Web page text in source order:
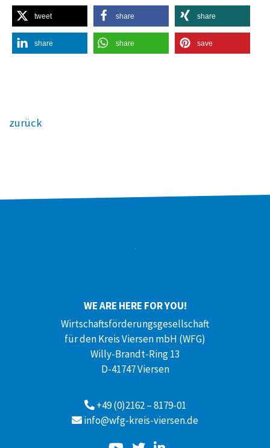
tweet share share
share share save
zurück
WE ARE HERE FOR YOU!
Wirtschaftsförderungsgesellschaft
für den Kreis Viersen mbH (WFG)
Willy-Brandt-Ring 13
D-41747 Viersen
+49 (0)2162 – 8179-01
info@wfg-kreis-viersen.de